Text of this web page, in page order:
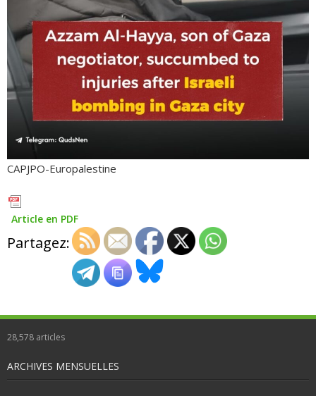
CAPJPO-Europalestine
Article en PDF
Partagez:
28,578 articles
ARCHIVES MENSUELLES